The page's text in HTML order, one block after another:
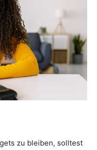
zu bleiben, solltest